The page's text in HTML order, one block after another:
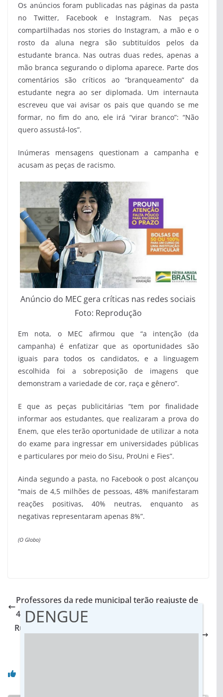
Os anúncios foram publicadas nas páginas da pasta
no Twitter, Facebook e Instagram. Nas peças
compartilhadas nos stories do Instagram, a mão e o
rosto da aluna negra são subtituídos pelos da
estudante branca. Nas outras duas redes, apenas a
mão branca segurando o diploma aparece. Parte dos
comentários são críticos ao “branqueamento” da
estudante negra ao ser diplomada. Um internauta
escreveu que vai avisar os pais que quando se me
formar, no fim do ano, ele irá “virar branco”: “Não
quero assustá-los”.
Inúmeras mensagens questionam a campanha e
acusam as peças de racismo.
Anúncio do MEC gera críticas nas redes sociais
Foto: Reprodução
Em nota, o MEC afirmou que “a intenção (da
campanha) é enfatizar que as oportunidades são
iguais para todos os candidatos, e a linguagem
escolhida foi a sobreposição de imagens que
demonstram a variedade de cor, raça e gênero”.
E que as peças publicitárias “tem por finalidade
informar aos estudantes, que realizaram a prova do
Enem, que eles terão oportunidade de utilizar a nota
do exame para ingressar em universidades públicas
e particulares por meio do Sisu, ProUni e Fies”.
Ainda segundo a pasta, no Facebook o post alcançou
“mais de 4,5 milhões de pessoas, 48% manifestaram
reações positivas, 40% neutras, enquanto as
negativas representaram apenas 8%”.
(O Globo)
Professores da rede municipal terão reajuste de
4,17% parcelado em duas vezes
Ruralistas podem obter anistia de dívida de R$ 17
DENGUE